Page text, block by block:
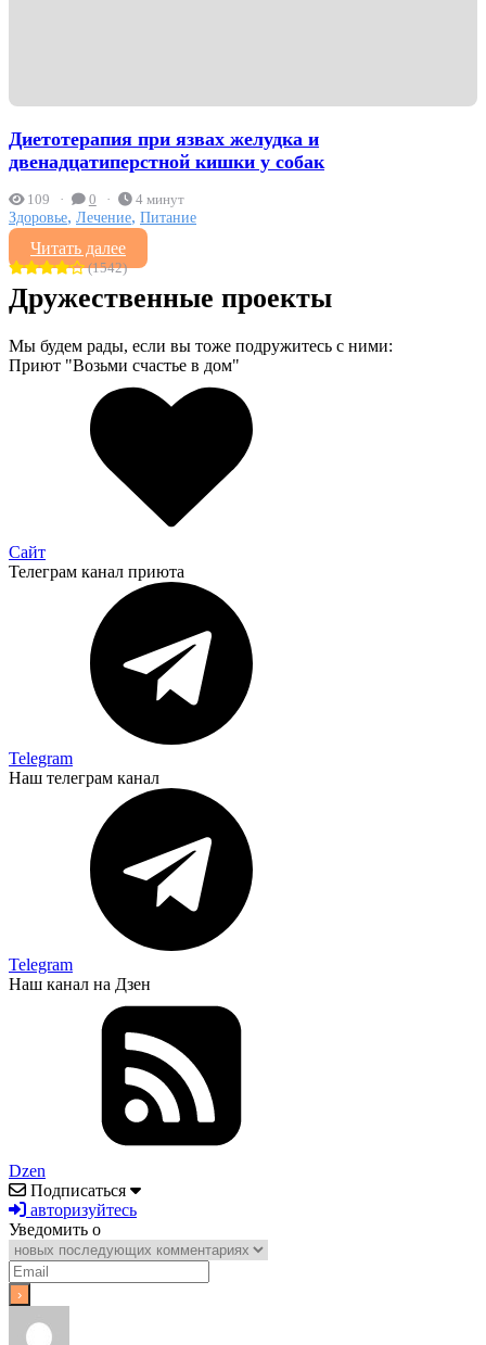
Диетотерапия при язвах желудка и
двенадцатиперстной кишки у собак
109 0 4 минут
Здоровье, Лечение, Питание
Читать далее
(1542)
Дружественные проекты
Мы будем рады, если вы тоже подружитесь с ними:
Приют "Возьми счастье в дом"
Сайт
Телеграм канал приюта
Telegram
Наш телеграм канал
Telegram
Наш канал на Дзен
Dzen
Подписаться
авторизуйтесь
Уведомить о